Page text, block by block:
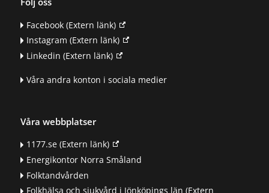
Facebook(Extern länk)
Instagram (Extern länk)
Linkedin (Extern länk)
Våra andra konton i sociala medier
Våra webbplatser
1177.se(Extern länk)
Energikontor Norra Småland
Folktandvården
Folkhälsa och sjukvård i Jönköpings län (Extern